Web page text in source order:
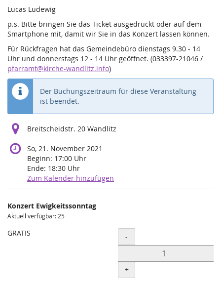
Lucas Ludewig
p.s. Bitte bringen Sie das Ticket ausgedruckt oder auf dem
Smartphone mit, damit wir Sie in das Konzert lassen können.
Für Rückfragen hat das Gemeindebüro dienstags 9.30 - 14
Uhr und donnerstags 12 - 14 Uhr geöffnet. (033397-21046 /
pfarramt@kirche-wandlitz.info)
Der Buchungszeitraum für diese Veranstaltung
ist beendet.
Breitscheidstr. 20 Wandlitz
So, 21. November 2021
Beginn: 17:00 Uhr
Ende: 18:30 Uhr
Zum Kalender hinzufügen
Produkte
Unkategorisierte
Produkte
Konzert Ewigkeitssonntag
Aktuell verfügbar: 25
GRATIS Menge
-
+